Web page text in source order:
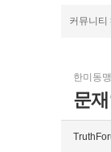
커뮤니티
한미동맹
문